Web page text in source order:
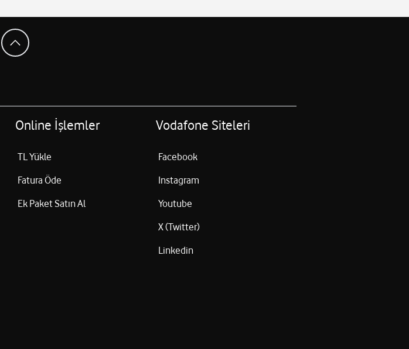
Online İşlemler
TL Yükle
Fatura Öde
Ek Paket Satın Al
Vodafone Siteleri
Facebook
Instagram
Youtube
X (Twitter)
Linkedin